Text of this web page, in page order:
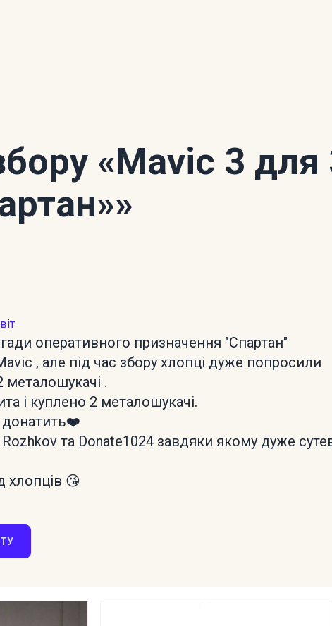
«Mavic 3 для
оперативного призначення "Спартан"
, але під час збору хлопці дуже попросили
металошукачі .
і куплено 2 металошукачі.
донатить❤️
та Donate1024 завдяки якому дуже
хлопців 😘